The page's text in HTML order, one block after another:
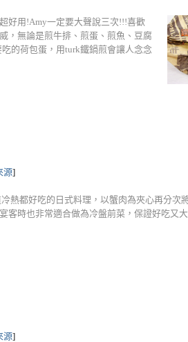
好用!Amy一定要大聲說三次!!!喜歡
，無論是煎牛排、煎蛋、煎魚、豆腐
的荷包蛋，用turk鐵鍋煎會讓人念念
源]
冷熱都好吃的日式料理，以蟹肉為夾心再分次
客時也非常適合做為冷盤前菜，保證好吃又
源]